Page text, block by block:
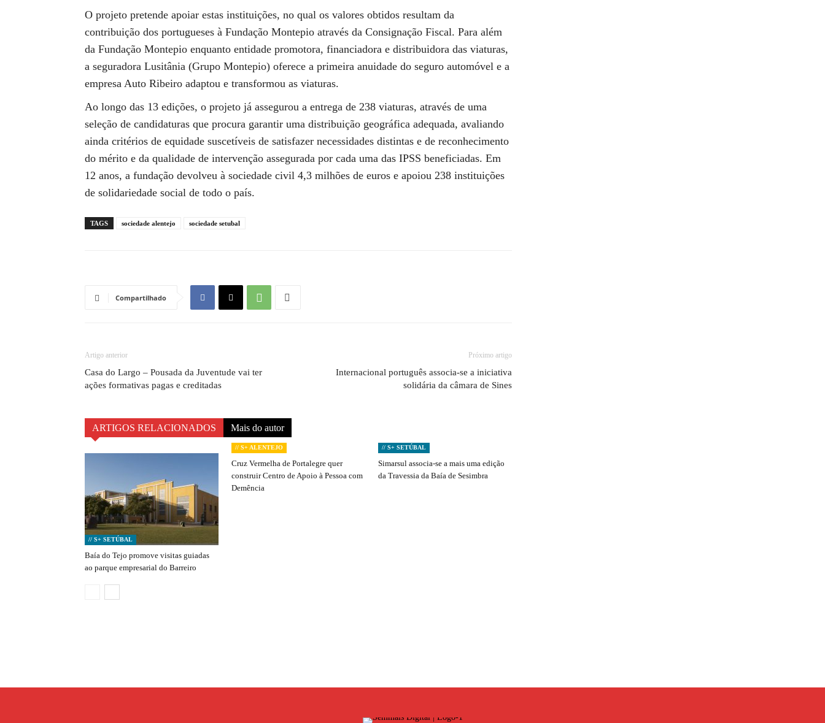
O projeto pretende apoiar estas instituições, no qual os valores obtidos resultam da
contribuição dos portugueses à Fundação Montepio através da Consignação Fiscal. Para além
da Fundação Montepio enquanto entidade promotora, financiadora e distribuidora das viaturas,
a seguradora Lusitânia (Grupo Montepio) oferece a primeira anuidade do seguro automóvel e a
empresa Auto Ribeiro adaptou e transformou as viaturas.
Ao longo das 13 edições, o projeto já assegurou a entrega de 238 viaturas, através de uma
seleção de candidaturas que procura garantir uma distribuição geográfica adequada, avaliando
ainda critérios de equidade suscetíveis de satisfazer necessidades distintas e de reconhecimento
do mérito e da qualidade de intervenção assegurada por cada uma das IPSS beneficiadas. Em
12 anos, a fundação devolveu à sociedade civil 4,3 milhões de euros e apoiou 238 instituições
de solidariedade social de todo o país.
TAGS sociedade alentejo sociedade setubal
Compartilhado
Artigo anterior
Casa do Largo – Pousada da Juventude vai ter
ações formativas pagas e creditadas
Próximo artigo
Internacional português associa-se a iniciativa
solidária da câmara de Sines
ARTIGOS RELACIONADOS Mais do autor
// S+ SETÚBAL
Baía do Tejo promove visitas guiadas
ao parque empresarial do Barreiro
// S+ ALENTEJO
Cruz Vermelha de Portalegre quer
construir Centro de Apoio à Pessoa com
Demência
// S+ SETÚBAL
Simarsul associa-se a mais uma edição
da Travessia da Baía de Sesimbra